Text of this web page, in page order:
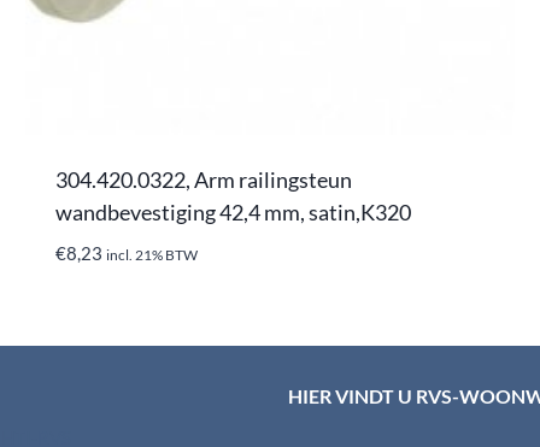
304.420.0322, Arm railingsteun
wandbevestiging 42,4 mm, satin,K320
€8,23 incl. 21% BTW
HIER VINDT U RVS-